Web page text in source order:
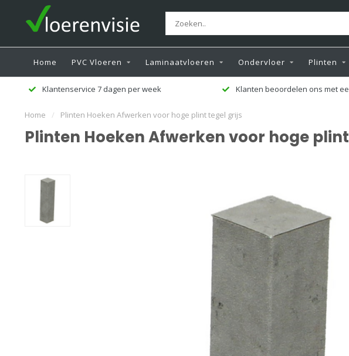
Home PVC Vloeren Laminaatvloeren Ondervloer Plinten
Klantenservice 7 dagen per week Klanten beoordelen ons met
Home / Plinten Hoeken Afwerken voor hoge plint tegel grijs
Plinten Hoeken Afwerken voor hoge